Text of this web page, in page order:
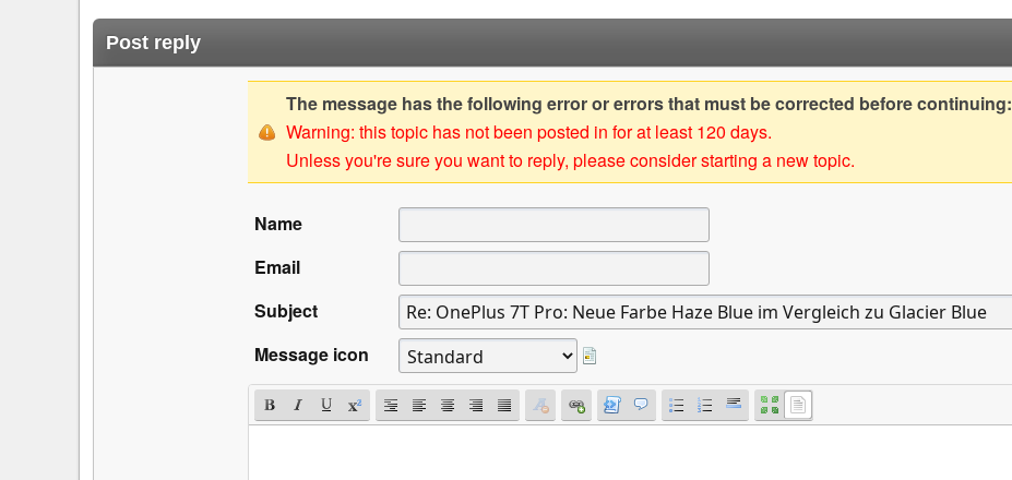
Post reply
The message has the following error or errors that must be corrected before continuing:
Warning: this topic has not been posted in for at least 120 days.
Unless you're sure you want to reply, please consider starting a new topic.
Name
Email
Subject
Message icon